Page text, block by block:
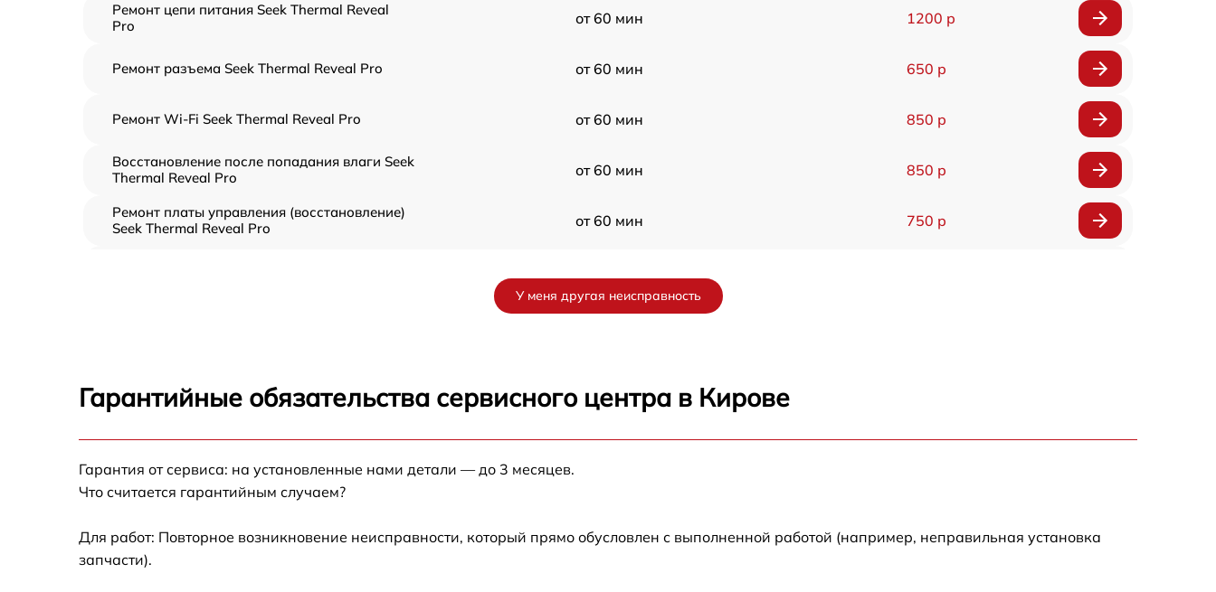
Ремонт цепи питания Seek Thermal Reveal
Pro
от 60 мин 1200 р
Ремонт разъема Seek Thermal Reveal Pro от 60 мин 650 р
Ремонт Wi-Fi Seek Thermal Reveal Pro от 60 мин 850 р
Восстановление после попадания влаги Seek
Thermal Reveal Pro
от 60 мин 850 р
Ремонт платы управления (восстановление)
Seek Thermal Reveal Pro
от 60 мин 750 р
Замена процессора Seek Thermal Reveal Pro
Замена ключей управления Seek Thermal
У меня другая неисправность
Гарантийные обязательства сервисного центра в Кирове
Гарантия от сервиса: на установленные нами детали — до 3 месяцев.
Что считается гарантийным случаем?
Для работ: Повторное возникновение неисправности, который прямо обусловлен с выполненной работой (например, неправильная установка
запчасти).